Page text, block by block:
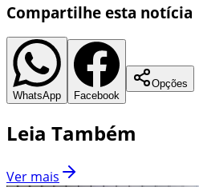
Compartilhe esta notícia
WhatsApp Facebook
Opções
Leia Também
Ver mais